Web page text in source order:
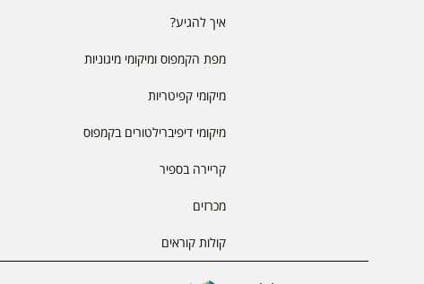
איך להגיע?
מפת הקמפוס ומיקומי מיגוניות
מיקומי קפיטריות
מיקומי דיפיברילטורים בקמפוס
קריירה בספיר
מכרזים
קולות קוראים